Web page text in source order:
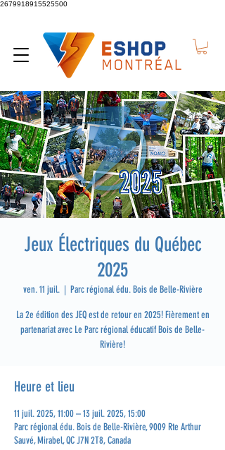
2679918915525500
Jeux Électriques du Québec
2025
ven. 11 juil.
  |
Parc régional édu. Bois de Belle-Rivière
La 2e édition des JEQ est de retour en 2025! Fièrement en
partenariat avec Le Parc régional éducatif Bois de Belle-
Rivière!
Heure et lieu
11 juil. 2025, 11:00 – 13 juil. 2025, 15:00
Parc régional édu. Bois de Belle-Rivière, 9009 Rte Arthur
Sauvé, Mirabel, QC J7N 2T8, Canada